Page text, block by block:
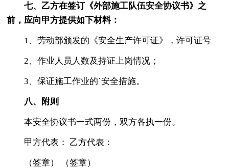
七、乙方在签订《外部施工队伍安全协议书》之
前，应向甲方提供如下材料：
1、劳动部颁发的《安全生产许可证》，许可证号
2、作业人员人数及持证上岗情况；
3、保证施工作业的`安全措施。
八、附则
本安全协议书一式两份，双方各执一份。
甲方代表： 乙方代表：
（签章） （签章）